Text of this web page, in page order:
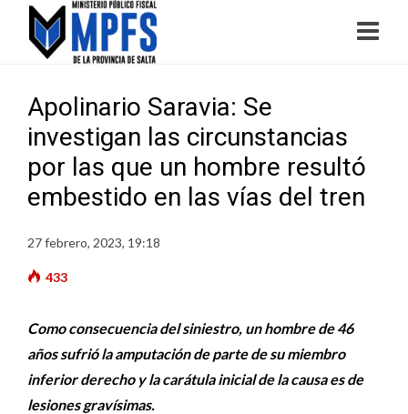
Apolinario Saravia: Se
investigan las circunstancias
por las que un hombre resultó
embestido en las vías del tren
27 febrero, 2023, 19:18
433
Como consecuencia del siniestro, un hombre de 46
años sufrió la amputación de parte de su miembro
inferior derecho y la carátula inicial de la causa es de
lesiones gravísimas.